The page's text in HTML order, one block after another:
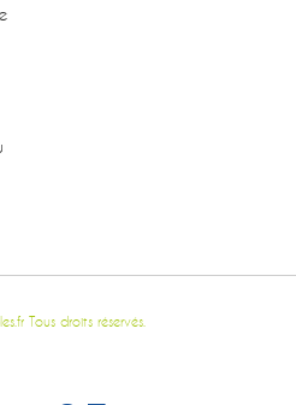
Tous droits réservés.